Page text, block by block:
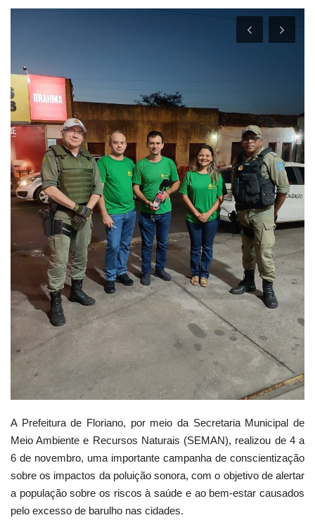
Mural de Licitações
Vídeos
Webmail
Contato
A Prefeitura de Floriano, por meio da Secretaria Municipal de
Meio Ambiente e Recursos Naturais (SEMAN), realizou de 4 a
6 de novembro, uma importante campanha de conscientização
sobre os impactos da poluição sonora, com o objetivo de alertar
a população sobre os riscos à saúde e ao bem-estar causados
pelo excesso de barulho nas cidades.